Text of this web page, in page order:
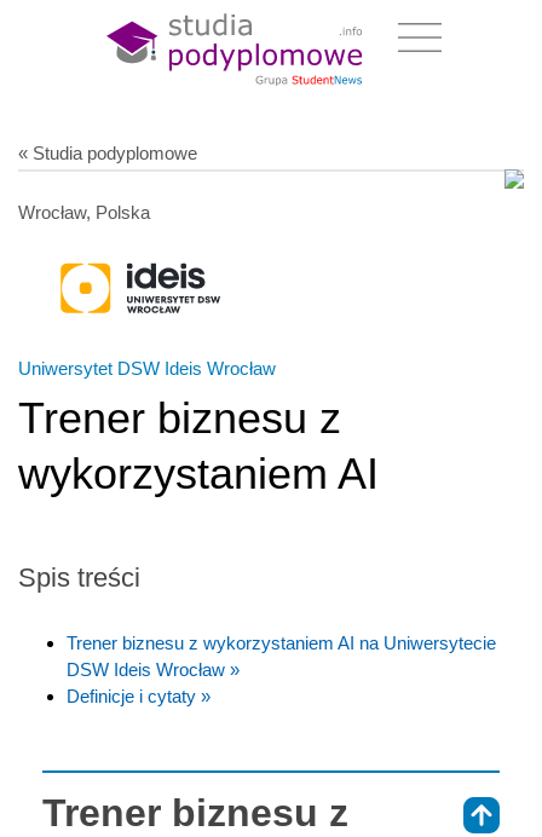
« Studia podyplomowe
Wrocław, Polska
Uniwersytet DSW Ideis Wrocław
Trener biznesu z
wykorzystaniem AI
Spis treści
Trener biznesu z wykorzystaniem AI na Uniwersytecie
DSW Ideis Wrocław »
Definicje i cytaty »
Trener biznesu z